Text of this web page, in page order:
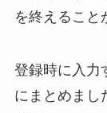
を終えること
登録時に入力
にまとめまし